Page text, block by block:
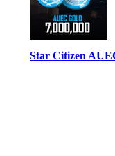
Star Citizen